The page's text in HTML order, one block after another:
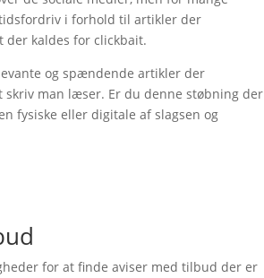
i forhold til artikler der
kaldes for clickbait.
og spændende artikler der
man læser. Er du denne støbning der
fysiske eller digitale af slagsen og
for at finde aviser med tilbud der er